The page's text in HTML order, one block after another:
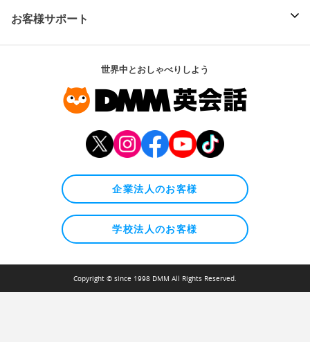
お客様サポート
世界中とおしゃべりしよう
企業法人のお客様
学校法人のお客様
Copyright © since 1998 DMM All Rights Reserved.